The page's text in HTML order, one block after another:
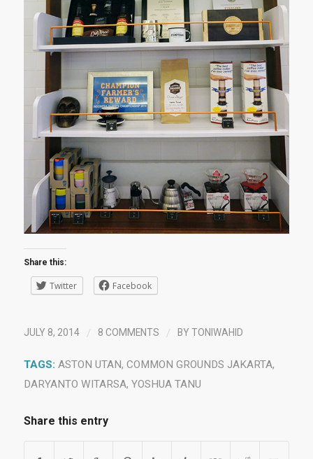
Share this:
Twitter Facebook
JULY 8, 2014 / 8 COMMENTS / BY TONIWAHID
TAGS: ASTON UTAN, COMMON GROUNDS JAKARTA,
DARYANTO WITARSA, YOSHUA TANU
Share this entry